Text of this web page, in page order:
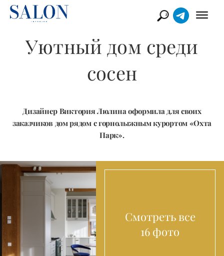
Уютный дом среди
сосен
Дизайнер Виктория Люлина оформила для своих
заказчиков дом рядом с горнолыжным курортом «Охта
Парк».
Смотреть все
16 фото